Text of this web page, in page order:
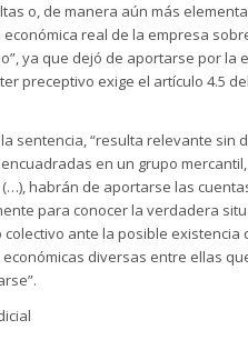
o, de manera aún más
real de la empresa
ya que dejó de aportarse por la
preceptivo exige el artículo 4.5
sentencia, “resulta relevante sin
en un grupo
habrán de aportarse las
para conocer la verdadera
ante la posible existencia
diversas entre ellas